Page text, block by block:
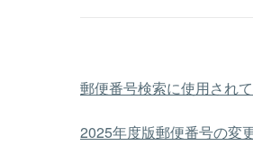
郵便番号検索に使用され
2025年度版郵便番号の変